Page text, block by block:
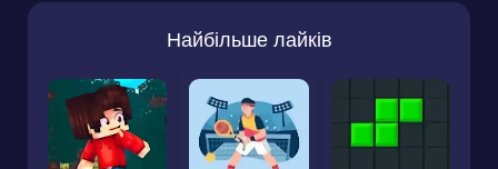
Найбільше лайків